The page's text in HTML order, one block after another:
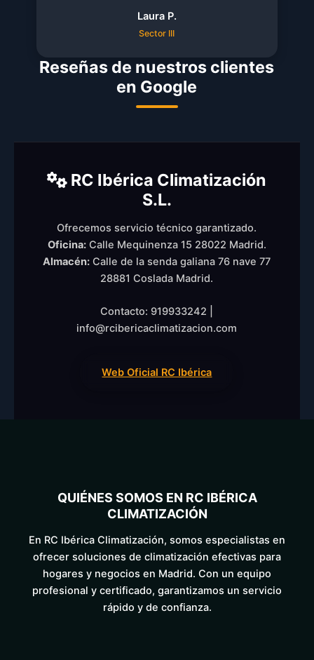
Laura P.
Sector III
Reseñas de nuestros clientes
en Google
RC Ibérica Climatización
S.L.
Ofrecemos servicio técnico garantizado.
Oficina:Calle Mequinenza 15 28022 Madrid.
Almacén: Calle de la senda galiana 76 nave 77
28881 Coslada Madrid.
Contacto: 919933242 |
info@rcibericaclimatizacion.com
Web Oficial RC Ibérica
QUIÉNES SOMOS EN RC IBÉRICA
CLIMATIZACIÓN
En RC Ibérica Climatización, somos especialistas en
ofrecer soluciones de climatización efectivas para
hogares y negocios en Madrid. Con un equipo
profesional y certificado, garantizamos un servicio
rápido y de confianza.